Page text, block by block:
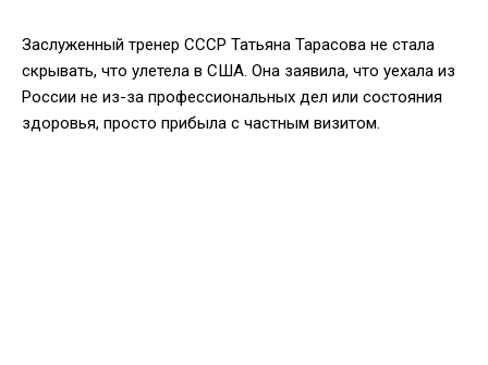
Заслуженный тренер СССР Татьяна Тарасова не стала
скрывать, что улетела в США. Она заявила, что уехала из
России не из-за профессиональных дел или состояния
здоровья, просто прибыла с частным визитом.